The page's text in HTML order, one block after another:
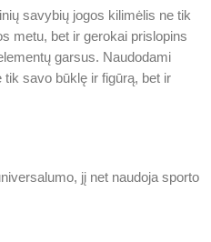
savybių jogos kilimėlis ne tik
metu, bet ir gerokai prislopins
garsus. Naudodami
tik savo būklę ir figūrą, bet ir
jį net naudoja sporto